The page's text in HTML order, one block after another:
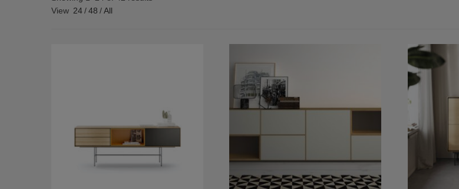
View 24/48 /All